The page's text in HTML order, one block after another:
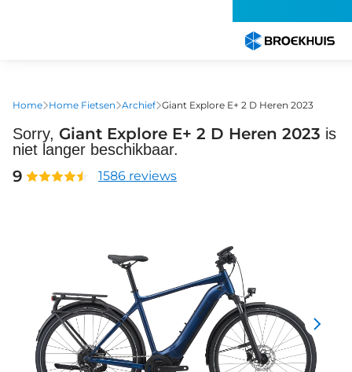
gaan
Home Home Fietsen Archief Giant Explore E+ 2 D Heren 2023
Sorry, Giant Explore E+ 2 D Heren 2023 is
niet langer beschikbaar.
9 1586 reviews